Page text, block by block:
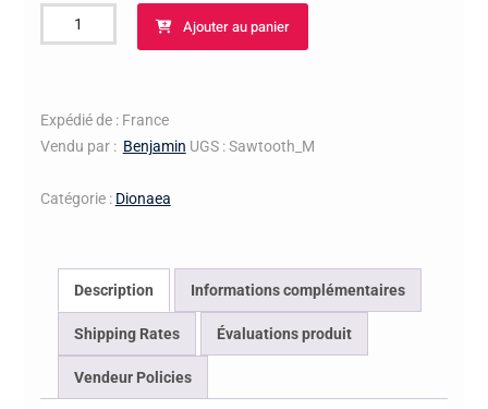
quantité
de
Sawtooth
Ajouter au panier
Expédié de : France
Vendu par : Benjamin UGS :Sawtooth_M
Catégorie : Dionaea
Description Informations complémentaires
Shipping Rates Évaluations produit
Vendeur Policies